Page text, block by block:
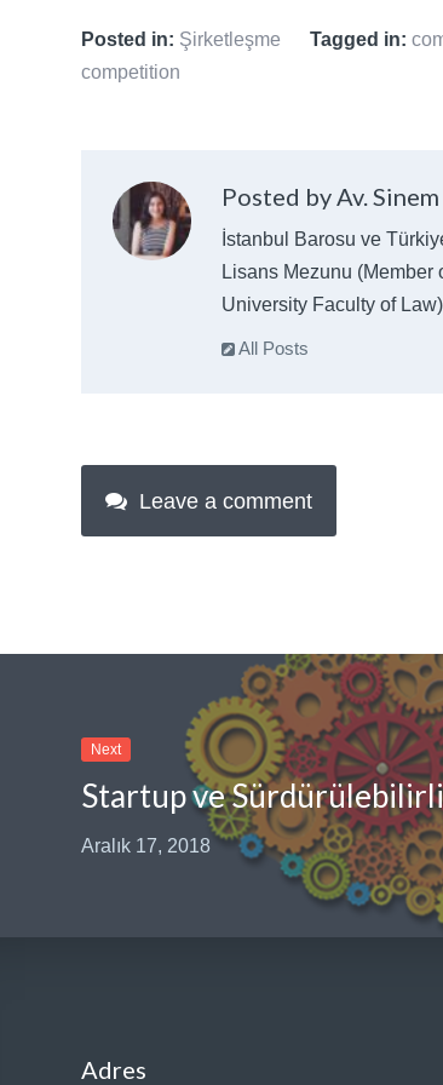
Posted in: Şirketleşme Tagged in:
competition
Posted by Av.
İstanbul Barosu ve
Lisans Mezunu (Member
University Faculty of Law)
All Posts
Leave a comment
Next
Startup ve
Aralık 17, 2018
Adres